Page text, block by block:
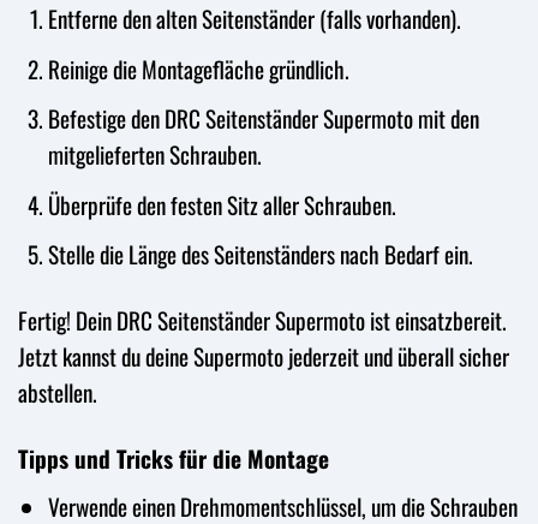
Entferne den alten Seitenständer (falls vorhanden).
Reinige die Montagefläche gründlich.
Befestige den DRC Seitenständer Supermoto mit den
mitgelieferten Schrauben.
Überprüfe den festen Sitz aller Schrauben.
Stelle die Länge des Seitenständers nach Bedarf ein.
Fertig! Dein DRC Seitenständer Supermoto ist einsatzbereit.
Jetzt kannst du deine Supermoto jederzeit und überall sicher
abstellen.
Tipps und Tricks für die Montage
Verwende einen Drehmomentschlüssel, um die Schrauben